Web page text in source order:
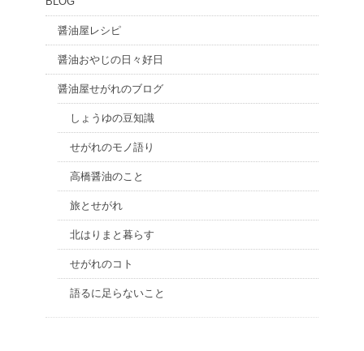
醤油屋レシピ
醤油おやじの日々好日
醤油屋せがれのブログ
しょうゆの豆知識
せがれのモノ語り
高橋醤油のこと
旅とせがれ
北はりまと暮らす
せがれのコト
語るに足らないこと